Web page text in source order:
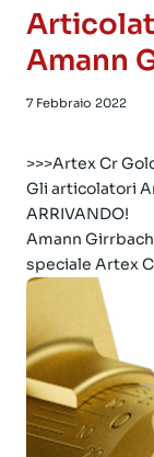
Amann
7 Febbraio 2022
>>>Artex Cr
Gli articolatori
ARRIVANDO!
Amann
speciale Artex